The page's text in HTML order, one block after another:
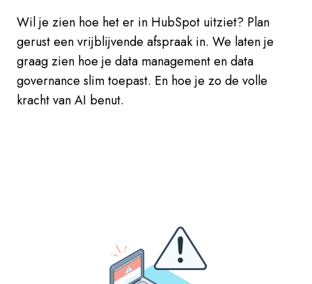
Wil je zien hoe het er in HubSpot uitziet? Plan
gerust een vrijblijvende afspraak in. We laten je
graag zien hoe je data management en data
governance slim toepast. En hoe je zo de volle
kracht van AI benut.